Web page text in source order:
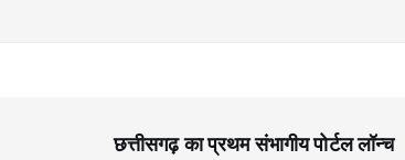
छत्तीसगढ़ का प्रथम संभागीय पोर्टल लॉन्च